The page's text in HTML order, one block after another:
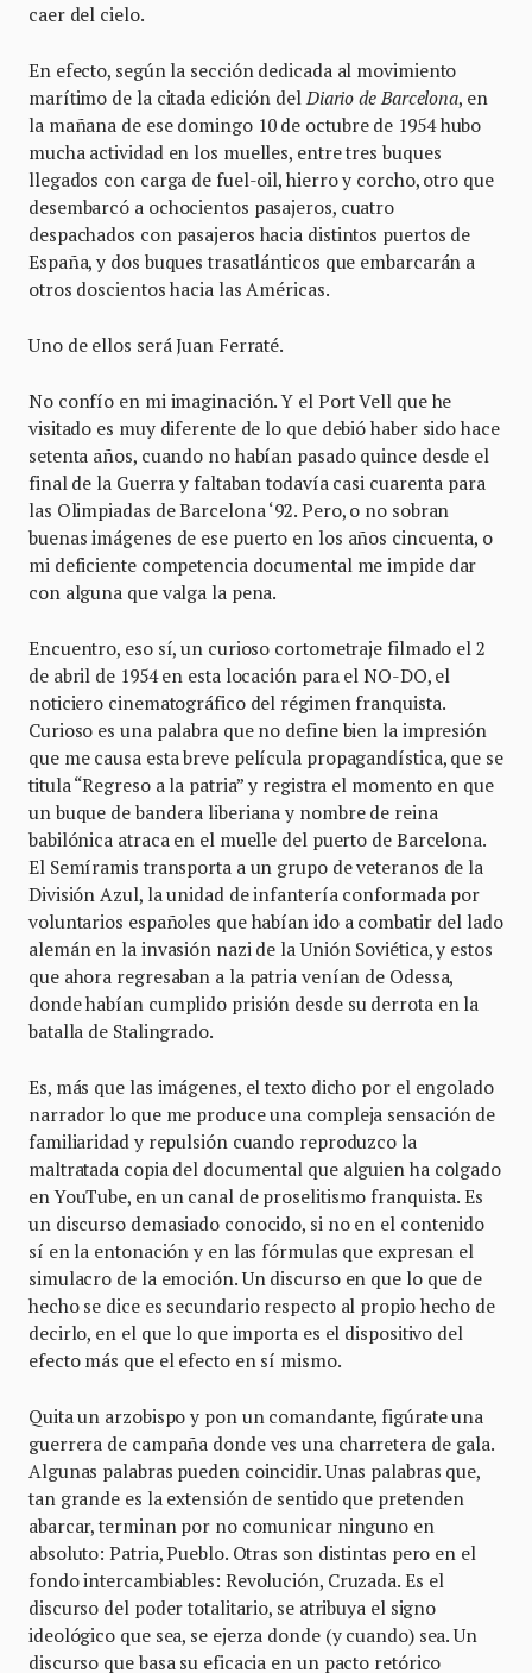
caer del cielo.
En efecto, según la sección dedicada al movimiento
marítimo de la citada edición del Diario de Barcelona, en
la mañana de ese domingo 10 de octubre de 1954 hubo
mucha actividad en los muelles, entre tres buques
llegados con carga de fuel-oil, hierro y corcho, otro que
desembarcó a ochocientos pasajeros, cuatro
despachados con pasajeros hacia distintos puertos de
España, y dos buques trasatlánticos que embarcarán a
otros doscientos hacia las Américas.
Uno de ellos será Juan Ferraté.
No confío en mi imaginación. Y el Port Vell que he
visitado es muy diferente de lo que debió haber sido hace
setenta años, cuando no habían pasado quince desde el
final de la Guerra y faltaban todavía casi cuarenta para
las Olimpiadas de Barcelona ‘92. Pero, o no sobran
buenas imágenes de ese puerto en los años cincuenta, o
mi deficiente competencia documental me impide dar
con alguna que valga la pena.
Encuentro, eso sí, un curioso cortometraje filmado el 2
de abril de 1954 en esta locación para el NO-DO, el
noticiero cinematográfico del régimen franquista.
Curioso es una palabra que no define bien la impresión
que me causa esta breve película propagandística, que se
titula “Regreso a la patria” y registra el momento en que
un buque de bandera liberiana y nombre de reina
babilónica atraca en el muelle del puerto de Barcelona.
El Semíramis transporta a un grupo de veteranos de la
División Azul, la unidad de infantería conformada por
voluntarios españoles que habían ido a combatir del lado
alemán en la invasión nazi de la Unión Soviética, y estos
que ahora regresaban a la patria venían de Odessa,
donde habían cumplido prisión desde su derrota en la
batalla de Stalingrado.
Es, más que las imágenes, el texto dicho por el engolado
narrador lo que me produce una compleja sensación de
familiaridad y repulsión cuando reproduzco la
maltratada copia del documental que alguien ha colgado
en YouTube, en un canal de proselitismo franquista. Es
un discurso demasiado conocido, si no en el contenido
sí en la entonación y en las fórmulas que expresan el
simulacro de la emoción. Un discurso en que lo que de
hecho se dice es secundario respecto al propio hecho de
decirlo, en el que lo que importa es el dispositivo del
efecto más que el efecto en sí mismo.
Quita un arzobispo y pon un comandante, figúrate una
guerrera de campaña donde ves una charretera de gala.
Algunas palabras pueden coincidir. Unas palabras que,
tan grande es la extensión de sentido que pretenden
abarcar, terminan por no comunicar ninguno en
absoluto: Patria, Pueblo. Otras son distintas pero en el
fondo intercambiables: Revolución, Cruzada. Es el
discurso del poder totalitario, se atribuya el signo
ideológico que sea, se ejerza donde (y cuando) sea. Un
discurso que basa su eficacia en un pacto retórico